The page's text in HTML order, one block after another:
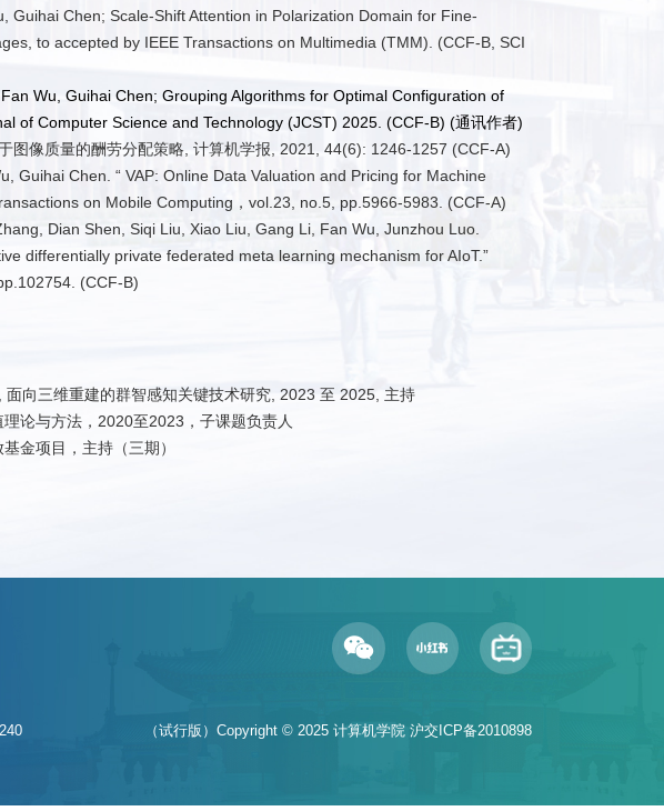
Guihai Chen; Scale-Shift Attention in Polarization Domain for Fine-
to accepted by IEEE Transactions on Multimedia (TMM). (CCF-B, SCI
Wu, Guihai Chen; Grouping Algorithms for Optimal Configuration of
of Computer Science and Technology (JCST) 2025. (CCF-B) (通讯作者)
图像质量的酬劳分配策略, 计算机学报, 2021, 44(6): 1246-1257 (CCF-A)
Guihai Chen. “ VAP: Online Data Valuation and Pricing for Machine
on Mobile Computing，vol.23, no.5, pp.5966-5983. (CCF-A)
Dian Shen, Siqi Liu, Xiao Liu, Gang Li, Fan Wu, Junzhou Luo.
differentially private federated meta learning mechanism for AIoT.”
(CCF-B)
向三维重建的群智感知关键技术研究, 2023 至 2025, 主持
论与方法，2020至2023，子课题负责人
金项目，主持（三期）
（试行版）Copyright © 2025 计算机学院沪交ICP备2010898